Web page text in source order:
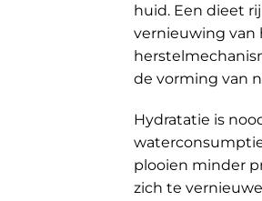
huid. Een dieet
vernieuwing van
de vorming van
Hydratatie is
plooien minder
zich te